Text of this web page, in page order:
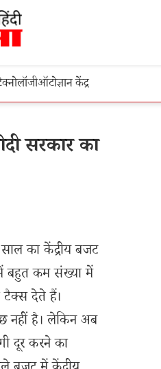
ऑटोज्ञान केंद्र
सरकार का
का केंद्रीय बजट
बहुत कम संख्या में
टैक्स देते हैं।
नहीं है। लेकिन अब
दूर करने का